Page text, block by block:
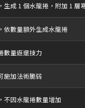
生成 1 個水龍捲，附加 1 層
依數量額外生成水龍捲
數量返還技力
施加法術脆弱
不因水龍捲數量增加